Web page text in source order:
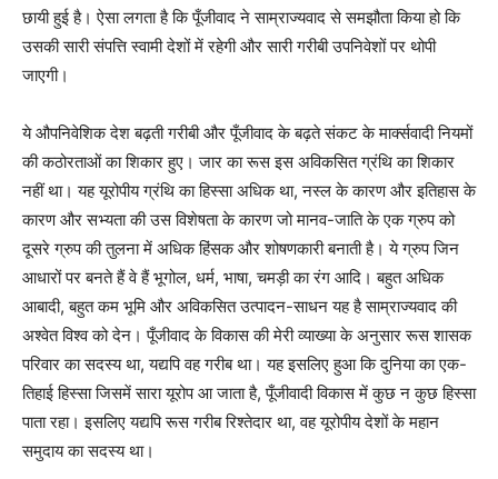
छायी हुई है। ऐसा लगता है कि पूँजीवाद ने साम्राज्यवाद से समझौता किया हो कि
उसकी सारी संपत्ति स्वामी देशों में रहेगी और सारी गरीबी उपनिवेशों पर थोपी
जाएगी।
ये औपनिवेशिक देश बढ़ती गरीबी और पूँजीवाद के बढ़ते संकट के मार्क्सवादी नियमों
की कठोरताओं का शिकार हुए। जार का रूस इस अविकसित ग्रंथि का शिकार
नहीं था। यह यूरोपीय ग्रंथि का हिस्सा अधिक था, नस्ल के कारण और इतिहास के
कारण और सभ्यता की उस विशेषता के कारण जो मानव-जाति के एक ग्रुप को
दूसरे ग्रुप की तुलना में अधिक हिंसक और शोषणकारी बनाती है। ये ग्रुप जिन
आधारों पर बनते हैं वे हैं भूगोल, धर्म, भाषा, चमड़ी का रंग आदि। बहुत अधिक
आबादी, बहुत कम भूमि और अविकसित उत्पादन-साधन यह है साम्राज्यवाद की
अश्वेत विश्व को देन। पूँजीवाद के विकास की मेरी व्याख्या के अनुसार रूस शासक
परिवार का सदस्य था, यद्यपि वह गरीब था। यह इसलिए हुआ कि दुनिया का एक-
तिहाई हिस्सा जिसमें सारा यूरोप आ जाता है, पूँजीवादी विकास में कुछ न कुछ हिस्सा
पाता रहा। इसलिए यद्यपि रूस गरीब रिश्तेदार था, वह यूरोपीय देशों के महान
समुदाय का सदस्य था।